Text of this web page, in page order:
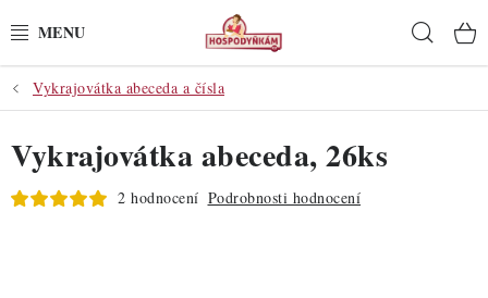
na
POTŘEBY
POMŮCKY
SUROVINY
Vykrajovátka abeceda a čísla
Vykrajovátka abeceda, 26ks
2 hodnocení Podrobnosti hodnocení